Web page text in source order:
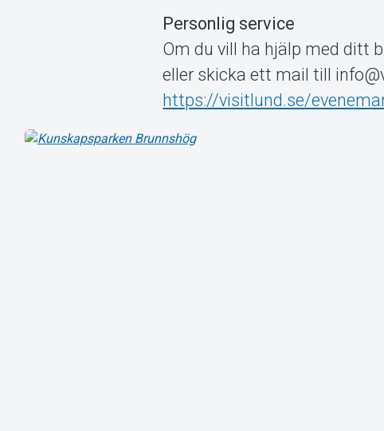
Personlig service
Om du vill ha hjälp med ditt
eller skicka ett mail till
https://visitlund.se/